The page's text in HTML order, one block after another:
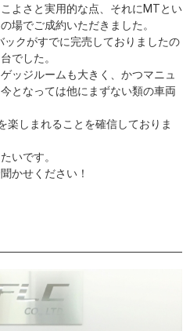
よさと実用的な点、それにMTとい
場でご成約いただきました。
クがすでに完売しておりましたの
でした。
ッジルームも大きく、かつマニュ
となっては他にまずない類の車両
楽しまれることを確信しておりま
いです。
かせください！